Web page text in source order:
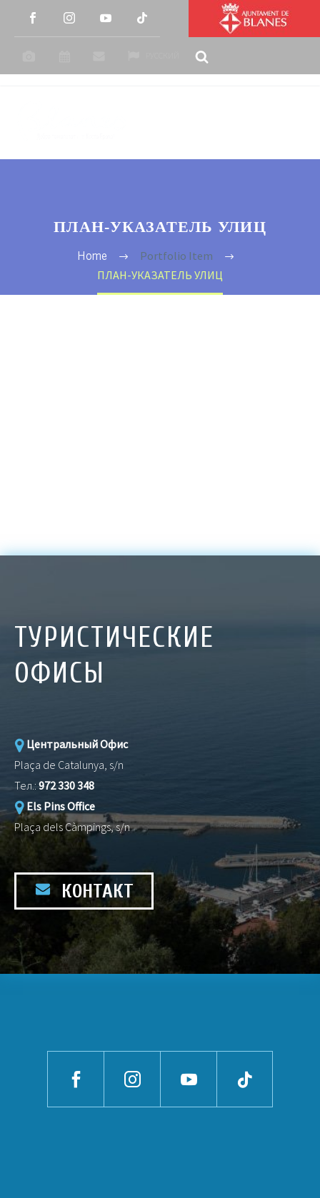
ПЛАН-УКАЗАТЕЛЬ УЛИЦ
Home
Portfolio Item
ПЛАН-УКАЗАТЕЛЬ УЛИЦ
ТУРИСТИЧЕСКИЕ
ОФИСЫ
Центральный Офис
Plaça de Catalunya, s/n
Тел.:972 330 348
Els Pins Office
Plaça dels Càmpings, s/n
КОНТАКТ